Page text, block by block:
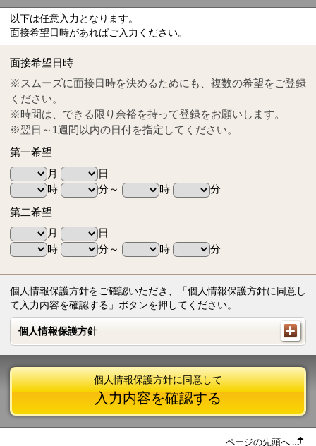
Tel
0570-55-0314
以下は任意入力となります。
面接希望日時があればご入力ください。
面接希望日時
※スムーズに面接日時を決めるためにも、複数の希望をご登録
ください。
※時間は、できる限り余裕を持って登録をお願いします。
※翌日～1週間以内の日付を指定してください。
第一希望
月
日
時
分～ 時
分
第二希望
月
日
時
分～ 時 分
個人情報保護方針をご確認いただき、「個人情報保護方針に同意し
て入力内容を確認する」ボタンを押してください。
個人情報保護方針
個人情報保護方針
個人情報保護方針に同意して
入力内容を確認する
ページの先頭へ